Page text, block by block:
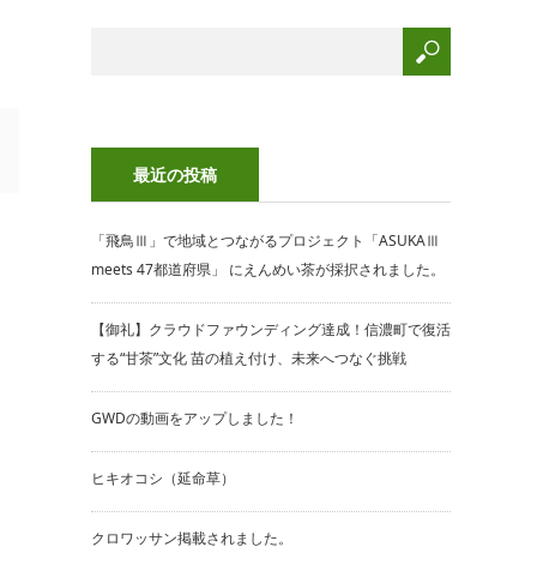
最近の投稿
「飛鳥Ⅲ」で地域とつながるプロジェクト「ASUKAⅢ
meets 47都道府県」 にえんめい茶が採択されました。
【御礼】クラウドファウンディング達成！信濃町で復活
する“甘茶”文化 苗の植え付け、未来へつなぐ挑戦
GWDの動画をアップしました！
ヒキオコシ（延命草）
クロワッサン掲載されました。